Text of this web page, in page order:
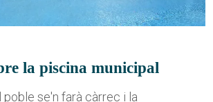
la piscina municipal
poble se'n farà càrrec i la